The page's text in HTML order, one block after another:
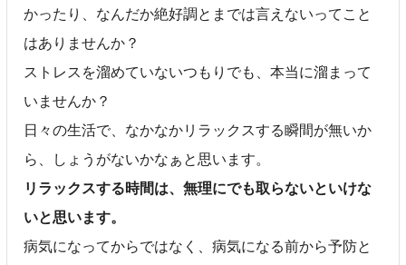
かったり、なんだか絶好調とまでは言えないってこと
はありませんか？
ストレスを溜めていないつもりでも、本当に溜まって
いませんか？
日々の生活で、なかなかリラックスする瞬間が無いか
ら、しょうがないかなぁと思います。
リラックスする時間は、無理にでも取らないといけな
いと思います。
病気になってからではなく、病気になる前から予防と